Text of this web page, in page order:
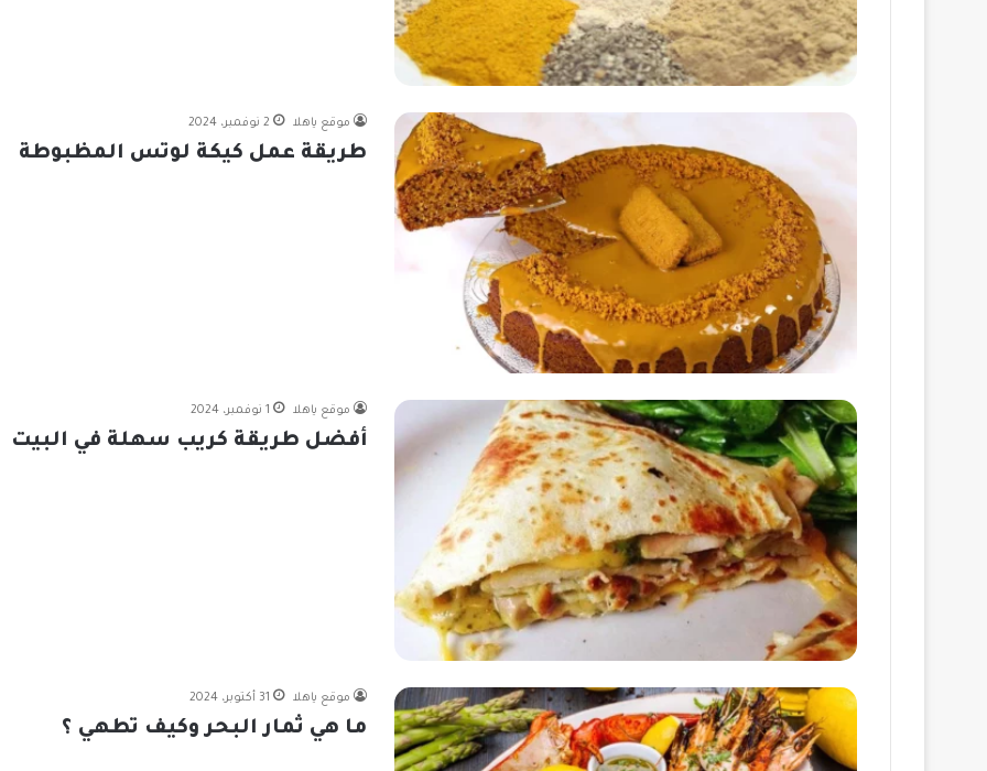
موقع ياهلا 2 نوفمبر، 2024
طريقة عمل كيكة لوتس المظبوطة
موقع ياهلا 1 نوفمبر، 2024
أفضل طريقة كريب سهلة في البيت
موقع ياهلا 31 أكتوبر، 2024
ما هي ثمار البحر وكيف تطهي ؟